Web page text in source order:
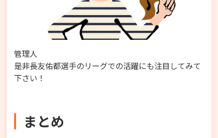
管理人
是非長友佑都選手のリーグでの活躍にも注目してみて
下さい！
まとめ